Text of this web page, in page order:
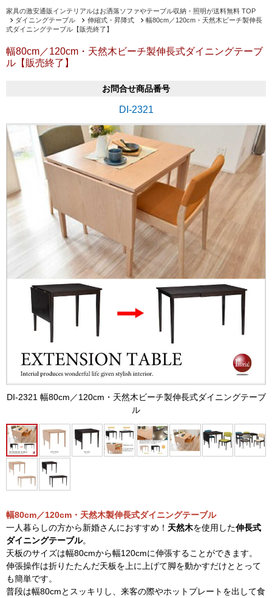
家具の激安通販インテリアルはお洒落ソファやテーブル収納・照明が送料無料 TOP
ダイニングテーブル
伸縮式・昇降式
幅80cm／120cm・天然木ビーチ製伸長
式ダイニングテーブル【販売終了】
幅80cm／120cm・天然木ビーチ製伸長式ダイニングテーブ
ル【販売終了】
お問合せ商品番号
DI-2321
DI-2321 幅80cm／120cm・天然木ビーチ製伸長式ダイニングテーブ
ル
幅80cm／120cm・天然木製伸長式ダイニングテーブル
一人暮らしの方から新婚さんにおすすめ！ 天然木を使用した伸長式
ダイニングテーブル。
天板のサイズは幅80cmから幅120cmに伸張することができます。
伸張操作は折りたたんだ天板を上に上げて脚を動かすだけととって
も簡単です。
普段は幅80cmとスッキリし、来客の際やホットプレートを出して食